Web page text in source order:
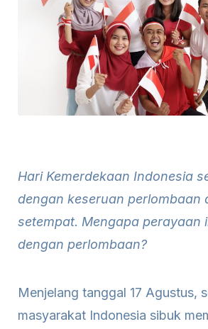
Hari Kemerdekaan Indonesia
dengan keseruan perlombaan
setempat. Mengapa perayaan
dengan perlombaan?
Menjelang tanggal 17 Agustus,
masyarakat Indonesia sibuk